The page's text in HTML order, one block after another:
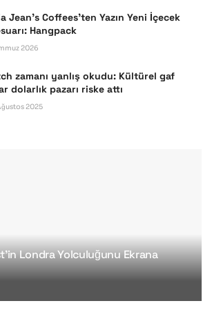
Jean’s Coffees’ten Yazın Yeni İçecek
Hangpack
2026
zamanı yanlış okudu: Kültürel gaf
dolarlık pazarı riske attı
2025
Londra Yolculuğunu Ekrana